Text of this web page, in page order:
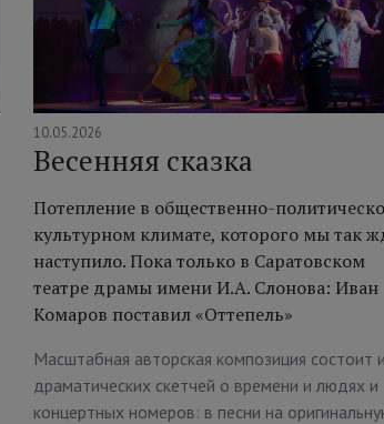
10.05.2026
Весенняя сказка
Потепление в общественно-
культурном климате, которого мы так
наступило. Пока только в Саратовском
театре драмы имени И.А. Слонова: Иван
Комаров поставил «Оттепель»
Масштабная авторская композиция состоит
драматических скетчей о времени и людях и
концертных номеров: в песни на